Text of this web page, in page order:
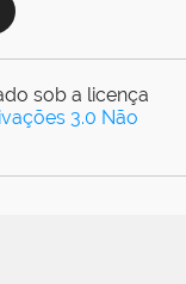
sob a licença
3.0 Não